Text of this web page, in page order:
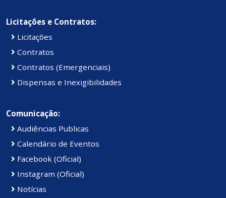
Licitações e Contratos:
Licitações
Contratos
Contratos (Emergenciais)
Dispensas e Inexigibilidades
Comunicação:
Audiências Publicas
Calendário de Eventos
Facebook (Oficial)
Instagram (Oficial)
Notícias